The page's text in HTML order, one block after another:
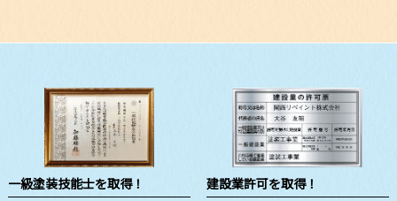
一級塗装技能士を取得！
建設業許可を取得！